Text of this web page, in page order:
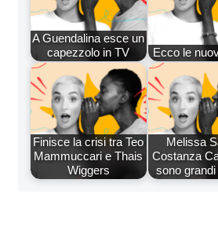
A Guendalina esce un
capezzolo in TV
Ecco le
Finisce la crisi tra Teo
Mammuccari e Thais
Wiggers
Melissa
Costanza
sono